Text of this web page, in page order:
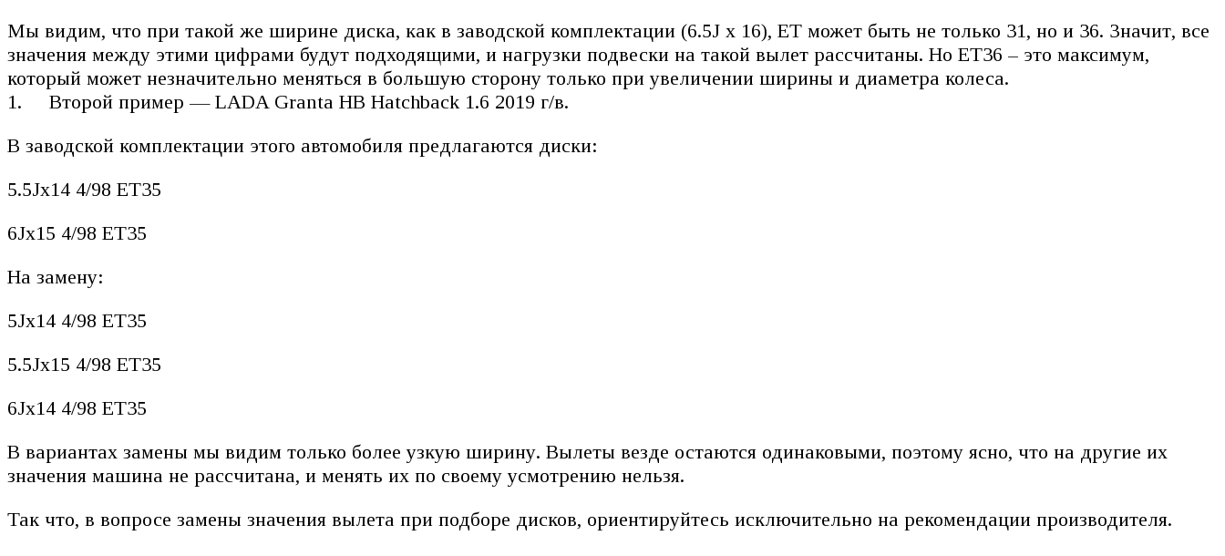
Мы видим, что при такой же ширине диска, как в заводской комплектации (6.5J x 16), ЕТ может быть не только 31, но и 36. Значит, все
значения между этими цифрами будут подходящими, и нагрузки подвески на такой вылет рассчитаны. Но ЕТ36 – это максимум,
который может незначительно меняться в большую сторону только при увеличении ширины и диаметра колеса.
Второй пример — LADA Granta HB Hatchback 1.6 2019 г/в.
В заводской комплектации этого автомобиля предлагаются диски:
5.5Jx14 4/98 ET35
6Jx15 4/98 ET35
На замену:
5Jx14 4/98 ET35
5.5Jx15 4/98 ET35
6Jx14 4/98 ET35
В вариантах замены мы видим только более узкую ширину. Вылеты везде остаются одинаковыми, поэтому ясно, что на другие их
значения машина не рассчитана, и менять их по своему усмотрению нельзя.
Так что, в вопросе замены значения вылета при подборе дисков, ориентируйтесь исключительно на рекомендации производителя.